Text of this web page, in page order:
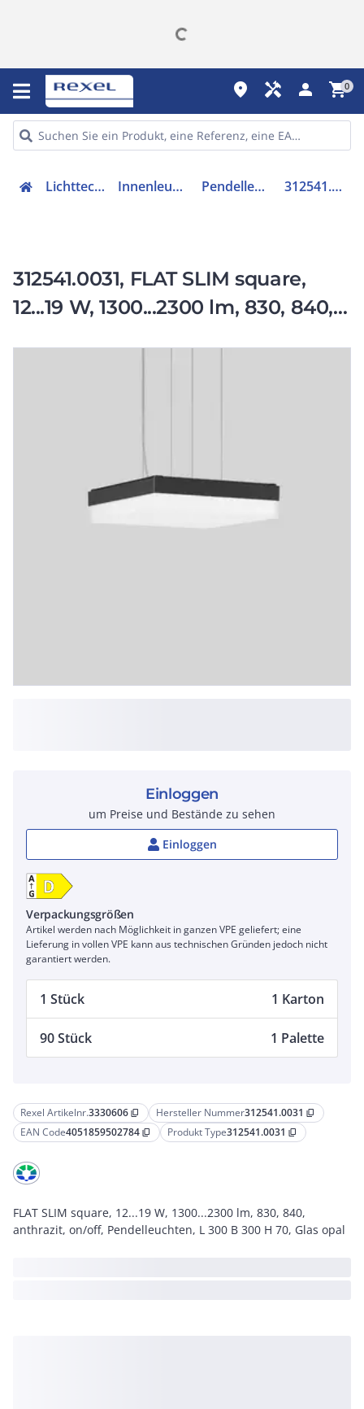
place handyman person shopping_cart0
Lichttechnik Innenleuchten Pendelleuchte 312541.0031
312541.0031, FLAT SLIM square,
12...19 W, 1300...2300 lm, 830, 840,
Rexel Artikelnr.3330606 content_copy Hersteller Nummer312541.0031 content_copy
EAN Code4051859502784 content_copy Produkt Type312541.0031 content_copy
FLAT SLIM square, 12...19 W, 1300...2300 lm, 830, 840,
anthrazit, on/off, Pendelleuchten, L 300 B 300 H 70, Glas opal
Einloggen
um Preise und Bestände zu sehen
Einloggen
Verpackungsgrößen
Artikel werden nach Möglichkeit in ganzen VPE geliefert; eine
Lieferung in vollen VPE kann aus technischen Gründen jedoch nicht
garantiert werden.
1 Stück 1 Karton
90 Stück 1 Palette